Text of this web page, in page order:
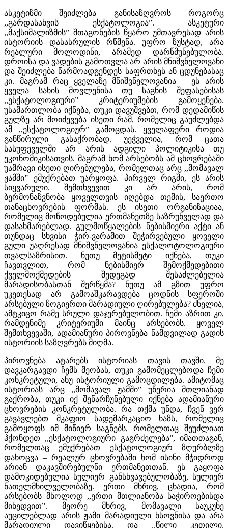
ასკეტიზმი შეიძლება განისაზღვროს როგორც
,,გარდასახვის ესქატოლოგია”. ასკეტური
,,მაქსიმალიზმის” შთაგონების წყარო უმთავრესად არის
ისტორიის დასასრულის რწმენა. უფრო ზუსტად, არა
რეალური მოლოდინი, არამედ დარწმუნებულობა.
დროისა და ვადების გამოთვლა არ არის მნიშვნელოვანი
და შეიძლება წარმოადგენდეს საფრთხეს ან ცდუნებასაც
კი. მაგრამ რაც ყველაზე მნიშვნელოვანია – ეს არის
ყველა სახის მოვლენისა თუ საგნის შეფასებისას
,,ესქატოლოგიური” კრიტერიუმების გამოყენება.
უსამართლობა იქნება, თუკი დავუშვებთ, რომ დედამიწის
გულზე არ მოიძევება ისეთი რამ, რომელიც გაუძლებდა
ამ ,,ესქატოლოგიურ” გამოცდას. ყველაფერი როდია
განწირული გასაქრობად. უეჭველია, რომ ცათა
სასუფეველში არ არის ადგილი პოლიტიკისა თუ
ეკონომიკისათვის. მაგრამ ხომ არსებობს ამ ცხოვრებაში
უამრავი ისეთი ღირებულება, რომელთაც არც ,,მომავალ
ჟამში” ემუქრებათ უარყოფა. პირველ რიგში, ეს არის
სიყვარული. შემთხვევით კი არ არის, რომ
ბერმონაზვნობა ყოველთვის იღებდა თემის, საერთო
თანაცხოვრების ფორმას. ეს ისეთი ორგანიზაციაა,
რომელიც მოწოდებულია ერთმანეთზე საზრუნველად და
დასახმარებლად. გულმოწყალების ნებისმიერი აქტი ან
თუნდაც სხვისი ჭირ-ვარამით შეჭირვებული ყოველი
გული უაღრესად მნიშვნელოვანია ესქალოტოლოგიური
თვალსაზრისით. ნუთუ მეტისმეტი იქნება, თუკი
ჩავთვლით, რომ ნებისმიერ შემოქმედებითი
ქველმოქმედების შედეგად შესაძლებელია
მარადისობასთან შერწყმა? ნუთუ ამ გზით უფრო
უკეთესად არ გამოაშკარავდება ცოდნის სფეროში
არსებული ზოგიერთი მარადიული ღირებულება? ძნელია,
ამტკიცო რამე სრული დაჯერებულობით. ჩემი აზრით კი,
რამდენიმე კრიტერიუმი მაინც არსებობს. ყოველ
შემთხვევაში, ადამიანური პიროვნება ნამდვილად გადის
ისტორიის საზღვრებს მიღმა.
პიროვნება ატარებს ისტორიას თავის თავში. მე
დავკარგავდი ჩემს მეობას, თუკი გამომეცლებოდა ჩემი
კონკრეტული, ანუ ისტორიული გამოცდილება. ამიტომაც
ისტორიას არც ,,მომავალ ჟამში” უწერია მთლიანად
გაქრობა, თუკი იქ შენარჩუნებული იქნება ადამიანური
ცხოვრების კონკრეტულობა. რა თქმა უნდა, ჩვენ ვერ
გავავლებთ მკაფიო სადემარკაციო ხაზს, რომელიც
გამოყოფს იმ მიწიერ საგნებს, რომელთაც შეუძლიათ
ჰქონდეთ ,,ესქატოლოგიური გაგრძელება”, იმათთაგან,
რომელთაც ემუქრებათ ესქატოლოგიურ ზღურბლზე
დახოცვა – რეალურ ცხოვრებაში ხომ ისინი მჭიდროდ
არიან დაკავშირებულნი ერთმანეთთან. ეს გაყოფა
დამოკიდებულია სულიერ განსხვავებულობაზე, სულიერ
ნათელმხილველობაზე. ერთი მხრივ, ცხადია, რომ
არსებობს მხოლოდ ,,ერთი მთლიანობა საჭიროებისდა
მიხედვით”. მეორე მხრივ, მომავალი საუკუნე
აუცილებლად არის ჟამი მარადიული ხსოვნისა და არა
მარადიული დავიწყებისა. და ,,წილი კეთილი,